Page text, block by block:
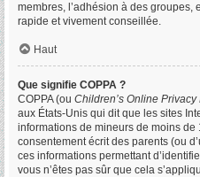
membres, l’adhésion à des groupes,
rapide et vivement conseillée.
Haut
Que signifie COPPA ?
COPPA (ou Children’s Online Privacy
aux États-Unis qui dit que les sites
informations de mineurs de moins de
consentement écrit des parents (ou
ces informations permettant
vous n’êtes pas sûr que cela